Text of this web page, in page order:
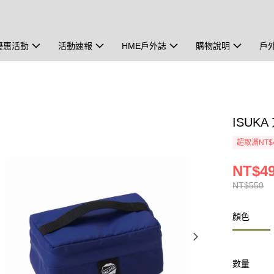
惠活動 活動速報 HME戶外誌 購物說明 戶
ISUKA
超取滿
NT$550
顏色
數量